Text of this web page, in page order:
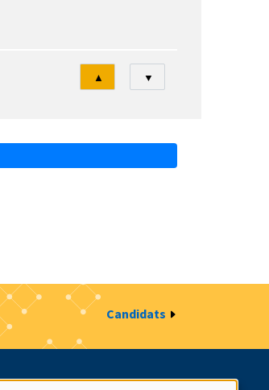
Tri
▲ ▼
Candidats
Intranet